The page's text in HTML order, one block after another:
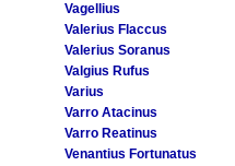
Vagellius
Valerius Flaccus
Valerius Soranus
Valgius Rufus
Varius
Varro Atacinus
Varro Reatinus
Venantius Fortunatus